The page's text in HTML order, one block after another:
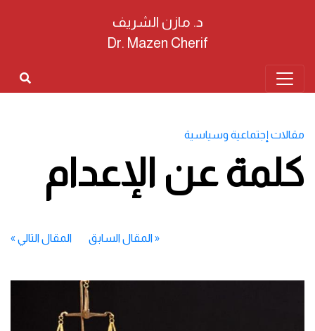
د. مازن الشريف
Dr. Mazen Cherif
مقالات إجتماعية وسياسية
كلمة عن الإعدام
«المقال السابق المقال التالي »